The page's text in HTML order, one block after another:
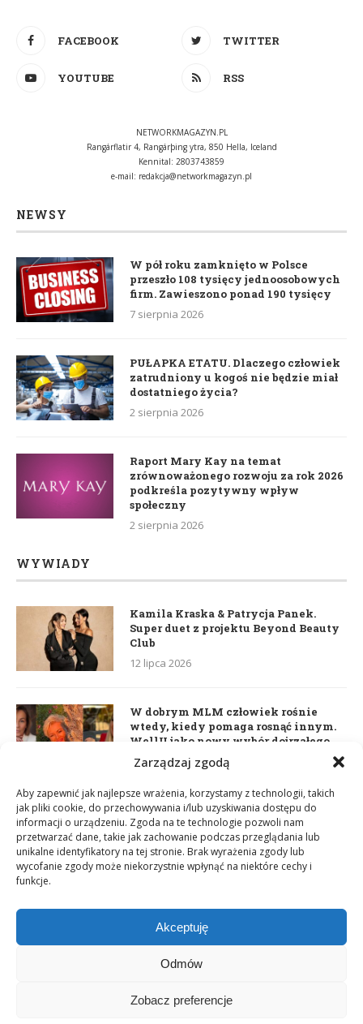
Zarządzaj zgodą
Aby zapewnić jak najlepsze wrażenia, korzystamy z technologii, takich
jak pliki cookie, do przechowywania i/lub uzyskiwania dostępu do
informacji o urządzeniu. Zgoda na te technologie pozwoli nam
przetwarzać dane, takie jak zachowanie podczas przeglądania lub
unikalne identyfikatory na tej stronie. Brak wyrażenia zgody lub
wycofanie zgody może niekorzystnie wpłynąć na niektóre cechy i
funkcje.
Akceptuję
Odmów
Zobacz preferencje
FACEBOOK TWITTER
YOUTUBE RSS
NETWORKMAGAZYN.PL
Rangárflatir 4, Rangárþing ytra, 850 Hella, Iceland
Kennital: 2803743859
e-mail: redakcja@networkmagazyn.pl
NEWSY
W pół roku zamknięto w Polsce
przeszło 108 tysięcy jednoosobowych
firm. Zawieszono ponad 190 tysięcy
7 sierpnia 2026
PUŁAPKA ETATU. Dlaczego człowiek
zatrudniony u kogoś nie będzie miał
dostatniego życia?
2 sierpnia 2026
Raport Mary Kay na temat
zrównoważonego rozwoju za rok 2026
podkreśla pozytywny wpływ
społeczny
2 sierpnia 2026
WYWIADY
Kamila Kraska & Patrycja Panek.
Super duet z projektu Beyond Beauty
Club
12 lipca 2026
W dobrym MLM człowiek rośnie
wtedy, kiedy pomaga rosnąć innym.
WellU jako nowy wybór dojrzałego
lidera
Daria Dudzik. Kocham Cię
17 kwietnia 2026